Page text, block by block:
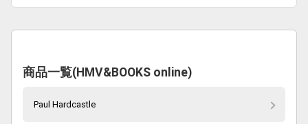
商品一覧(HMV&BOOKS online)
Paul Hardcastle